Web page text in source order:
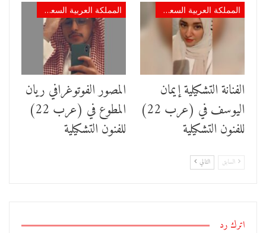
المملكة العربية السعودية
الفنانة التشكيلية إيمان
اليوسف في (عرب 22)
للفنون التشكيلية
المملكة العربية السعودية
المصور الفوتوغرافي ريان
المطوع في (عرب 22)
للفنون التشكيلية
السابق التالي
اترك رد